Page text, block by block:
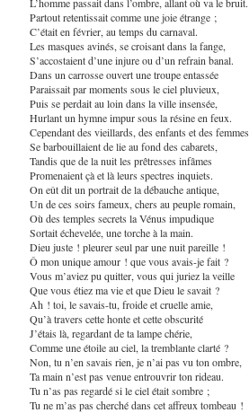
Partout retentissait comme une joie étrange ;
C’était en février, au temps du carnaval.
Les masques avinés, se croisant dans la fange,
S’accostaient d’une injure ou d’un refrain banal.
Dans un carrosse ouvert une troupe entassée
Paraissait par moments sous le ciel pluvieux,
Puis se perdait au loin dans la ville insensée,
Hurlant un hymne impur sous la résine en feux.
Cependant des vieillards, des enfants et des femmes
Se barbouillaient de lie au fond des cabarets,
Tandis que de la nuit les prêtresses infâmes
Promenaient çà et là leurs spectres inquiets.
On eût dit un portrait de la débauche antique,
Un de ces soirs fameux, chers au peuple romain,
Où des temples secrets la Vénus impudique
Sortait échevelée, une torche à la main.
Dieu juste ! pleurer seul par une nuit pareille !
Ô mon unique amour ! que vous avais-je fait ?
Vous m’aviez pu quitter, vous qui juriez la veille
Que vous étiez ma vie et que Dieu le savait ?
Ah ! toi, le savais-tu, froide et cruelle amie,
Qu’à travers cette honte et cette obscurité
J’étais là, regardant de ta lampe chérie,
Comme une étoile au ciel, la tremblante clarté ?
Non, tu n’en savais rien, je n’ai pas vu ton ombre,
Ta main n’est pas venue entrouvrir ton rideau.
Tu n’as pas regardé si le ciel était sombre ;
Tu ne m’as pas cherché dans cet affreux tombeau !